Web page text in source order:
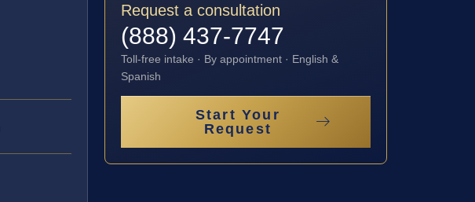
Request a consultation
(888) 437-7747
Toll-free intake · By appointment · English &
Spanish
Start Your
Request